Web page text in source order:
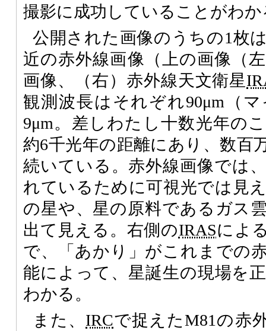
撮影に成功していることがわか
公開された画像のうちの1枚
近の赤外線画像（上の画像（
画像、（右）赤外線天文衛星
観測波長はそれぞれ90μm（
9μm。差しわたし十数光年の
約6千光年の距離にあり、数百
続いている。赤外線画像では
れているために可視光では見
の星や、星の原料であるガス
出て見える。右側のIRASによ
で、「あかり」がこれまでの
能によって、星誕生の現場を
わかる。
また、 IRCで捉えたM81の赤